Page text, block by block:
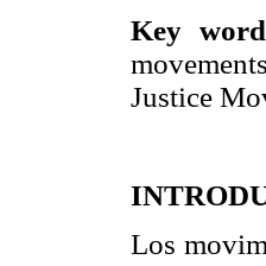
Key
Justice
Los